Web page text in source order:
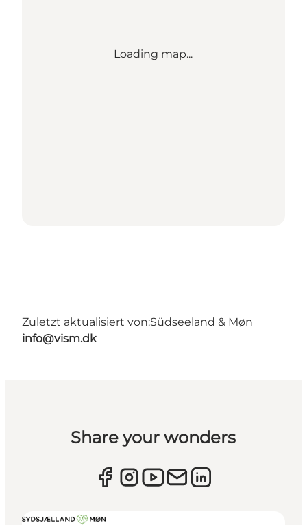
Loading map...
Zuletzt aktualisiert von:Südseeland & Møn
info@vism.dk
Share your wonders